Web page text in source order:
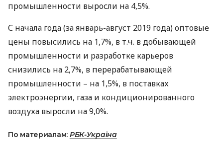
промышленности выросли на 4,5%.
С начала года (за январь-август 2019 года) оптовые
цены повысились на 1,7%, в т.ч. в добывающей
промышленности и разработке карьеров
снизились на 2,7%, в перерабатывающей
промышленности – на 1,5%, в поставках
электроэнергии, газа и кондиционированного
воздуха выросли на 9,0%.
По материалам: РБК-Україна